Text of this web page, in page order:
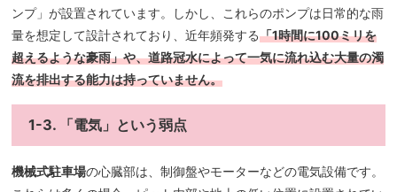
ンプ」が設置されています。しかし、これらのポンプは日常的な雨
量を想定して設計されており、近年頻発する「1時間に100ミリを
超えるような豪雨」や、道路冠水によって一気に流れ込む大量の濁
流を排出する能力は持っていません。
1-3. 「電気」という弱点
機械式駐車場の心臓部は、制御盤やモーターなどの電気設備です。